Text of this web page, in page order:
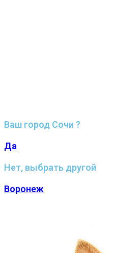
Ваш город Сочи ?
Да
Нет, выбрать другой
Воронеж